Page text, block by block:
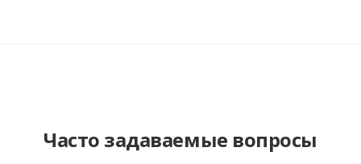
Часто задаваемые вопросы